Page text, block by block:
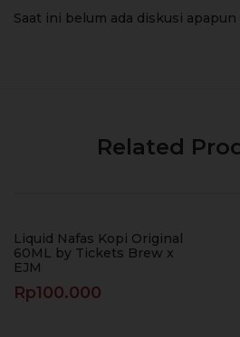
Saat ini belum ada diskusi
Related
Liquid Nafas Kopi Original
60ML by Tickets Brew x
EJM
Rp100.000